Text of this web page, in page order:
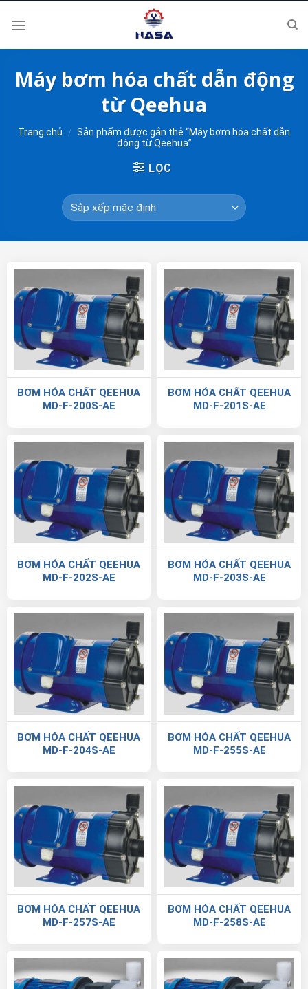
Máy bơm hóa chất dẫn động
từ Qeehua
Trang chủ / Sản phẩm được gắn thẻ “Máy bơm hóa chất dẫn
động từ Qeehua”
LỌC
BƠM HÓA CHẤT QEEHUA
MD-F-200S-AE
BƠM HÓA CHẤT QEEHUA
MD-F-201S-AE
BƠM HÓA CHẤT QEEHUA
MD-F-202S-AE
BƠM HÓA CHẤT QEEHUA
MD-F-203S-AE
BƠM HÓA CHẤT QEEHUA
MD-F-204S-AE
BƠM HÓA CHẤT QEEHUA
MD-F-255S-AE
BƠM HÓA CHẤT QEEHUA
MD-F-257S-AE
BƠM HÓA CHẤT QEEHUA
MD-F-258S-AE